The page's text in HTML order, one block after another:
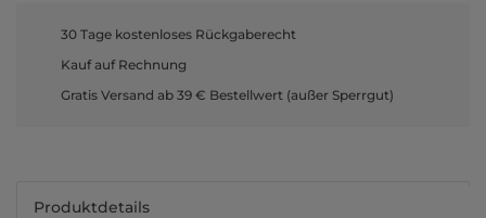
30 Tage kostenloses Rückgaberecht
Kauf auf Rechnung
Gratis Versand ab 39 € Bestellwert (außer Sperrgut)
Produktdetails